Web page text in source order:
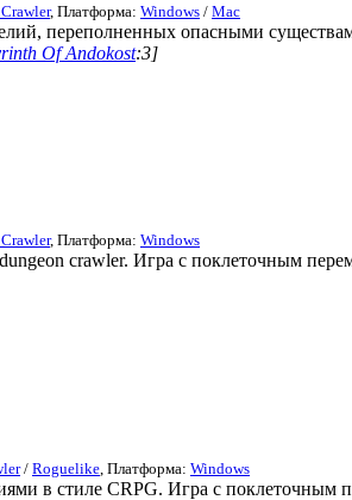
, Платформа: Windows / Mac
переполненных опасными
Of Andokost:3]
, Платформа: Windows
crawler. Игра с поклеточным
/ Roguelike , Платформа: Windows
в стиле CRPG. Игра с поклеточным